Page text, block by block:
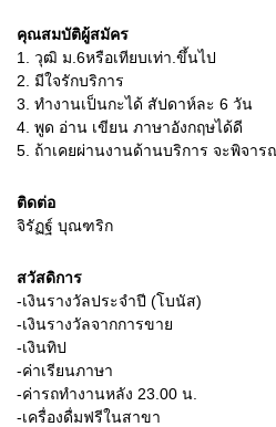
คุณสมบัติผู้สมัคร
1.
วุฒิ ม.6หรือเทียบเท่า.ขึ้นไป
2. มีใจรักบริการ
3. ทำงานเป็นกะได้ สัปดาห์ละ 6 วัน
4. พูด อ่าน เขียน ภาษาอังกฤษได้ดี
5. ถ้าเคยผ่านงานด้านบริการ จะพิจาร
ติดต่อ
จิรัฏฐ์ บุณฑริก
สวัสดิการ
-เงินรางวัลประจำปี (โบนัส)
-เงินรางวัลจากการขาย
-เงินทิป
-ค่าเรียนภาษา
-ค่ารถทำงานหลัง 23.00 น.
-เครื่องดื่มฟรีในสาขา